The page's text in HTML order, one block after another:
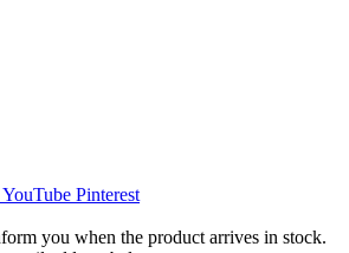
YouTube Pinterest
you when the product arrives in stock.